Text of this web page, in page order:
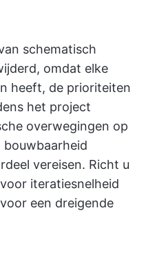
schematisch
omdat elke
heeft, de prioriteiten
het project
overwegingen op
vereisen. Richt u
iteratiesnelheid
een dreigende